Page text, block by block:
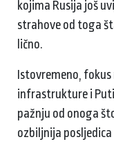
kojima Rusija još
strahove od toga
lično.
Istovremeno,
infrastrukture i
pažnju od onoga
ozbiljnija